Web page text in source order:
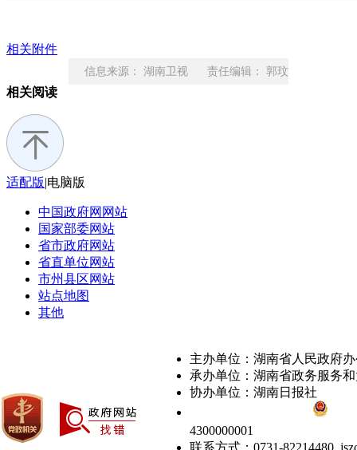
相关附件
信息来源： 湖南卫视 责任编辑： 郭玟
相关阅读
适配版|电脑版
中国政府网 网站
国家部委网站
省市政府网站
省直单位网站
市州县区网站
站点地图
其他
主办单位：湖南省人民政府
承办单位：湖南省政务服务
协办单位：湖南日报社
4300000001
联系方式：0731-82214480